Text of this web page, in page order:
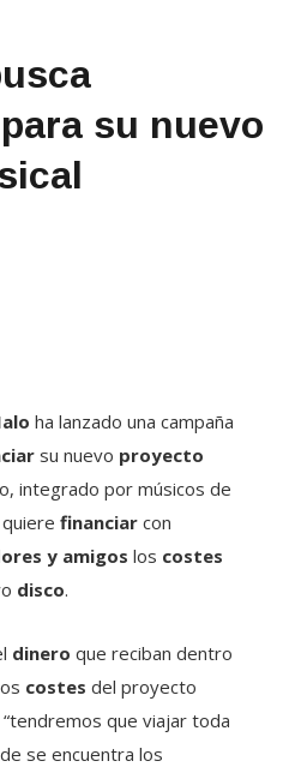
su nuevo
ha lanzado una campaña
su nuevo proyecto
integrado por músicos de
quiere financiar con
y amigos los costes
disco.
dinero que reciban dentro
costes del proyecto
“tendremos que viajar toda
se encuentra los